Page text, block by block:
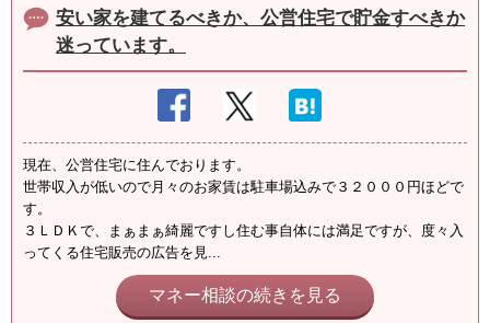
安い家を建てるべきか、公営住宅で貯金すべきか
迷っています。
現在、公営住宅に住んでおります。
世帯収入が低いので月々のお家賃は駐車場込みで３２０００円ほどで
す。
３ＬＤＫで、まぁまぁ綺麗ですし住む事自体には満足ですが、度々入
ってくる住宅販売の広告を見...
マネー相談の続きを見る